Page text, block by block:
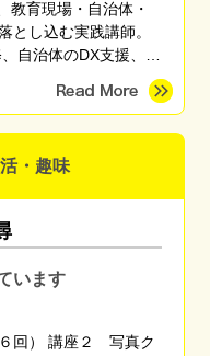
教育現場・自治体・
とし込む実践講師。
自治体のDX支援、産
海洋大学 産学官連携
・趣味
います
回） 講座２ 写真ク